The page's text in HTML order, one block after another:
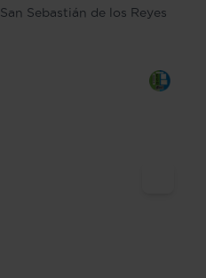
San Sebastián de los Reyes